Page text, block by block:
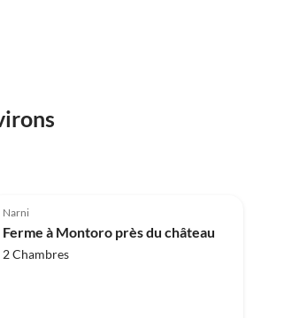
Narni
Ferme à Montoro près du château
2 Chambres